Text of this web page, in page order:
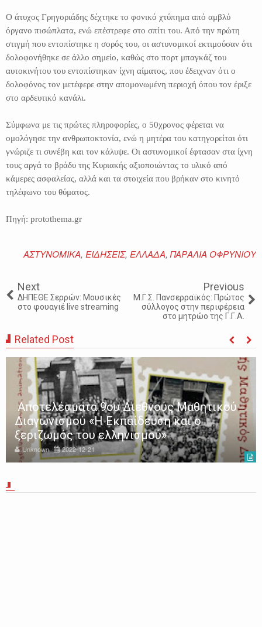
Ο άτυχος Γρηγοριάδης δέχτηκε το φονικό χτύπημα από αμβλύ
όργανο πισώπλατα, ενώ επέστρεφε στο σπίτι του. Από την πρώτη
στιγμή που εντοπίστηκε η σορός του, οι αστυνομικοί εκτιμούσαν ότι
δολοφονήθηκε σε άλλο σημείο, καθώς στο πορτ μπαγκάζ του
αυτοκινήτου του εντοπίστηκαν ίχνη αίματος, που έδειχναν ότι ο
δολοφόνος τον μετέφερε στην απομονωμένη περιοχή όπου τον έριξε
στο αρδευτικό κανάλι.
Σύμφωνα με τις πρώτες πληροφορίες, ο 50χρονος φέρεται να
ομολόγησε την ανθρωποκτονία, ενώ η μητέρα του κατηγορείται ότι
γνώριζε τι συνέβη και τον κάλυψε. Οι αστυνομικοί έφτασαν στα ίχνη
τους αργά το βράδυ της Κυριακής αξιοποιώντας το υλικό από
κάμερες ασφαλείας, αλλά και τα στοιχεία που βρήκαν στο κινητό
τηλέφωνο του θύματος.
Πηγή: protothema.gr
ΑΣΤΥΝΟΜΙΚΑ, ΕΙΔΗΣΕΙΣ, ΕΛΛΑΔΑ, ΠΑΡΑΛΙΑ ΟΦΡΥΝΙΟΥ
Next
ΔΗΠΕΘΕ Σερρών: Μουσικές
στο φουαγιέ live streaming
Previous
Μ.Γ.Σ. Πανσερραϊκός: Πρώτος
σύλλογος στην περιφέρεια
στο μητρώο της Γ.Γ.Α.
Related Post
Αποτελέσματα 9ου Διεθνούς Μαθητικού
Διαγωνισμού «Η Εκπαίδευση και ο
ξεριζωμός του ελληνισμού»
Unknown 2022-12-21